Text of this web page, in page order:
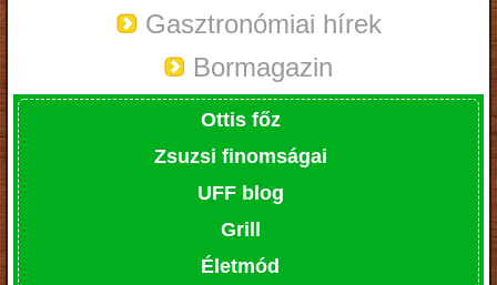
Gasztronómiai hírek
Bormagazin
Ottis főz
Zsuzsi finomságai
UFF blog
Grill
Életmód